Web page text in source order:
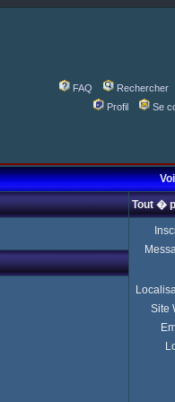
FAQ
Rechercher
Profil
Se
Tout �
Site